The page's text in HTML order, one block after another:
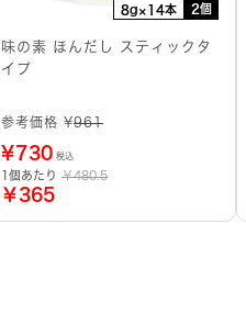
8g×14本 2個
味の素 ほんだし スティックタ
イプ
参考価格 ¥961
¥730 税込
1個あたり ￥480.5
￥365